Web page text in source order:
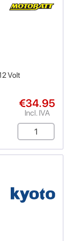
Volt
€34.95
Incl. IVA